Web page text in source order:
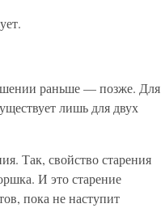
раньше — позже. Для
лишь для двух
Так, свойство старения
И это старение
пока не наступит